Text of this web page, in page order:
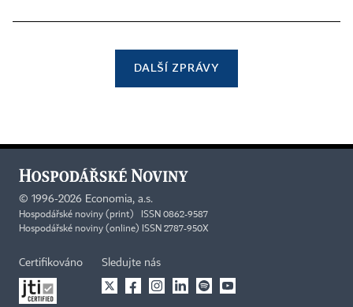
DALŠÍ ZPRÁVY
© 1996-2026 Economia, a.s.
Hospodářské noviny (print) ISSN 0862-9587
Hospodářské noviny (online) ISSN 2787-950X
Certifikováno Sledujte nás